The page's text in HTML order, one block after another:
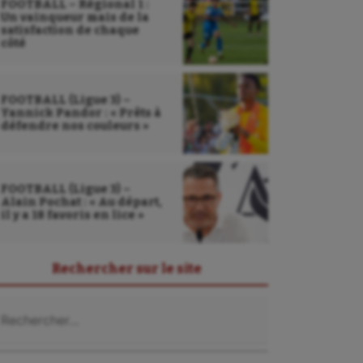
FOOTBALL – Régional 1 :
Un vainqueur mais de la
satisfaction de chaque
côté
FOOTBALL (Ligue 3) –
Yannick Pandor : « Prêts à
défendre nos couleurs »
FOOTBALL (Ligue 3) –
Alain Pochat : « Au départ,
il y a 18 favoris en lice »
Rechercher sur le site